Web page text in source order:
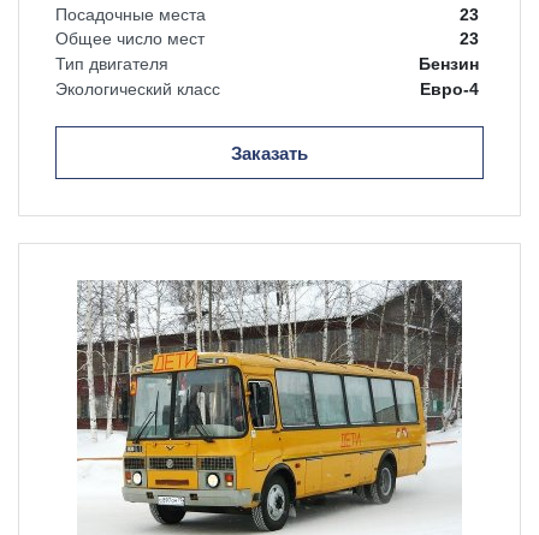
Посадочные места
23
Общее число мест
23
Тип двигателя
Бензин
Экологический класс
Евро-4
Заказать